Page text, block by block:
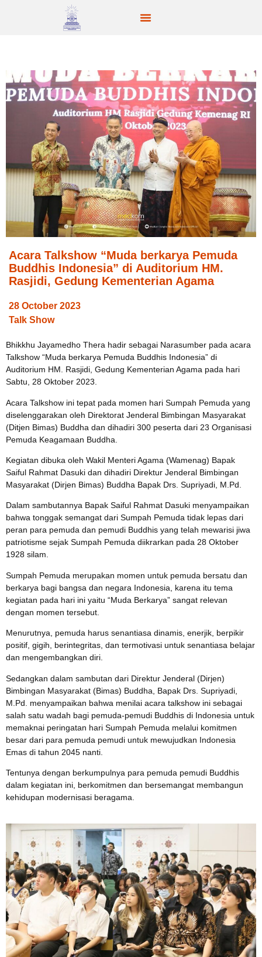
Acara Talkshow “Muda berkarya Pemuda
Buddhis Indonesia” di Auditorium HM.
Rasjidi, Gedung Kementerian Agama
28 October 2023
Talk Show
Bhikkhu Jayamedho Thera hadir sebagai Narasumber pada acara
Talkshow “Muda berkarya Pemuda Buddhis Indonesia” di
Auditorium HM. Rasjidi, Gedung Kementerian Agama pada hari
Sabtu, 28 Oktober 2023.
Acara Talkshow ini tepat pada momen hari Sumpah Pemuda yang
diselenggarakan oleh Direktorat Jenderal Bimbingan Masyarakat
(Ditjen Bimas) Buddha dan dihadiri 300 peserta dari 23 Organisasi
Pemuda Keagamaan Buddha.
Kegiatan dibuka oleh Wakil Menteri Agama (Wamenag) Bapak
Saiful Rahmat Dasuki dan dihadiri Direktur Jenderal Bimbingan
Masyarakat (Dirjen Bimas) Buddha Bapak Drs. Supriyadi, M.Pd.
Dalam sambutannya Bapak Saiful Rahmat Dasuki menyampaikan
bahwa tonggak semangat dari Sumpah Pemuda tidak lepas dari
peran para pemuda dan pemudi Buddhis yang telah mewarisi jiwa
patriotisme sejak Sumpah Pemuda diikrarkan pada 28 Oktober
1928 silam.
Sumpah Pemuda merupakan momen untuk pemuda bersatu dan
berkarya bagi bangsa dan negara Indonesia, karena itu tema
kegiatan pada hari ini yaitu “Muda Berkarya” sangat relevan
dengan momen tersebut.
Menurutnya, pemuda harus senantiasa dinamis, enerjik, berpikir
positif, gigih, berintegritas, dan termotivasi untuk senantiasa belajar
dan mengembangkan diri.
Sedangkan dalam sambutan dari Direktur Jenderal (Dirjen)
Bimbingan Masyarakat (Bimas) Buddha, Bapak Drs. Supriyadi,
M.Pd. menyampaikan bahwa menilai acara talkshow ini sebagai
salah satu wadah bagi pemuda-pemudi Buddhis di Indonesia untuk
memaknai peringatan hari Sumpah Pemuda melalui komitmen
besar dari para pemuda pemudi untuk mewujudkan Indonesia
Emas di tahun 2045 nanti.
Tentunya dengan berkumpulnya para pemuda pemudi Buddhis
dalam kegiatan ini, berkomitmen dan bersemangat membangun
kehidupan modernisasi beragama.